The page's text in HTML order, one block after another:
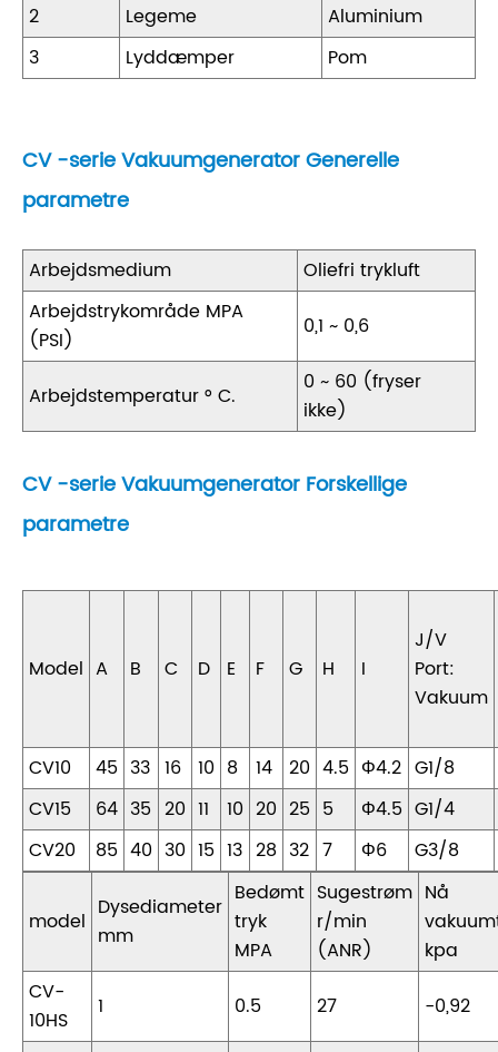
2
Legeme
Aluminium
3
Lyddæmper Pom
CV -serie Vakuumgenerator Generelle
parametre
Arbejdsmedium
Oliefri trykluft
Arbejdstrykområde MPA
(PSI)
0,1 ~ 0,6
Arbejdstemperatur ° C.
0 ~ 60 (fryser
ikke)
CV -serie Vakuumgenerator Forskellige
parametre
Model A B C D E F G H I
J/V
Port:
Vakuum
CV10 45 33 16 10 8 14 20 4.5 Φ4.2 G1/8
CV15
64 35 20 11 10 20 25 5 Φ4.5 G1/4
CV20
85 40 30 15 13 28 32 7 Φ6 G3/8
model Dysediameter
mm
Bedømt
tryk
MPA
Sugestrøm
r/min
(ANR)
Nå
kpa
CV-
10HS
1 0.5 27
-0,92